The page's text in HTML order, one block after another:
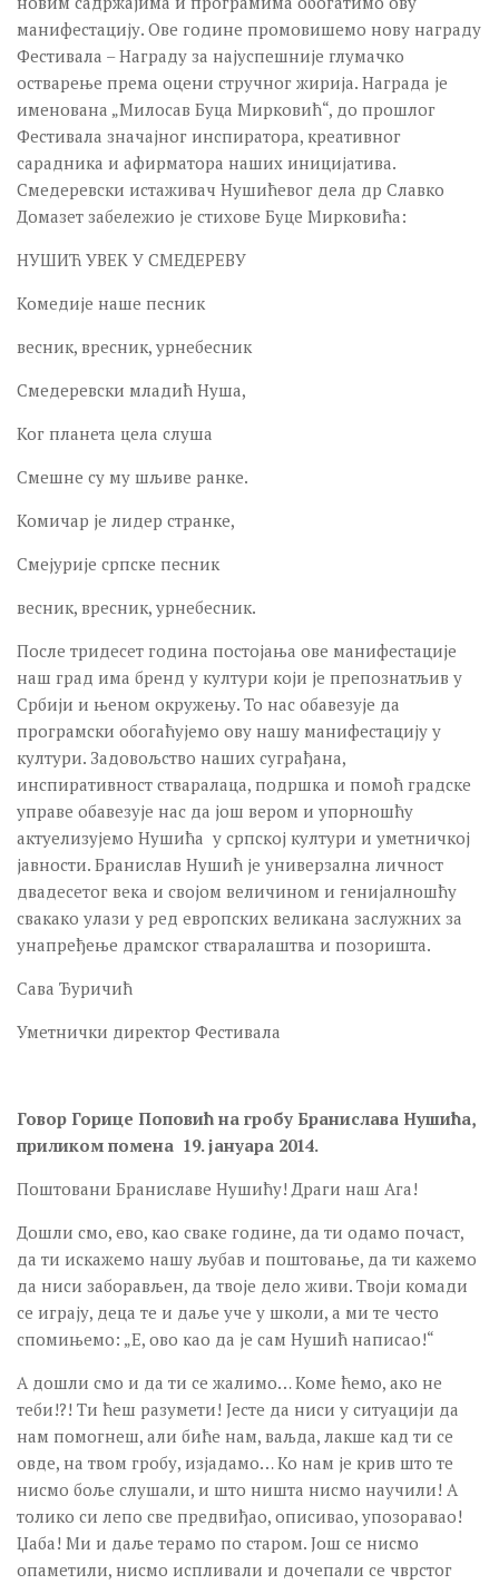
манифестацију. Ове године промовишемо нову награду
Фестивала – Награду за најуспешније глумачко
остварење према оцени стручног жирија. Награда је
именована „Милосав Буца Мирковић“, до прошлог
Фестивала значајног инспиратора, креативног
сарадника и афирматора наших иницијатива.
Смедеревски истаживач Нушићевог дела др Славко
Домазет забележио је стихове Буце Мирковића:
НУШИЋ УВЕК У СМЕДЕРЕВУ
Комедије наше песник
весник, вресник, урнебесник
Смедеревски младић Нуша,
Ког планета цела слуша
Смешне су му шљиве ранке.
Комичар је лидер странке,
Смејурије српске песник
весник, вресник, урнебесник.
После тридесет година постојања ове манифестације
наш град има бренд у култури који је препознатљив у
Србији и њеном окружењу. То нас обавезује да
програмски обогаћујемо ову нашу манифестацију у
култури. Задовољство наших суграђана,
инспиративност стваралаца, подршка и помоћ градске
управе обавезује нас да још вером и упорношћу
актуелизујемо Нушића у српској култури и уметничкој
јавности. Бранислав Нушић је универзална личност
двадесетог века и својом величином и генијалношћу
свакако улази у ред европских великана заслужних за
унапређење драмског стваралаштва и позоришта.
Сава Ђуричић
Уметнички директор Фестивала
Говор Горице Поповић на гробу Бранислава Нушића,
приликом помена 19. јануара 2014.
Поштовани Браниславе Нушићу! Драги наш Ага!
Дошли смо, ево, као сваке године, да ти одамо почаст,
да ти искажемо нашу љубав и поштовање, да ти кажемо
да ниси заборављен, да твоје дело живи. Твоји комади
се играју, деца те и даље уче у школи, а ми те често
спомињемо: „Е, ово као да је сам Нушић написао!“
А дошли смо и да ти се жалимо… Коме ћемо, ако не
теби!?! Ти ћеш разумети! Јесте да ниси у ситуацији да
нам помогнеш, али биће нам, ваљда, лакше кад ти се
овде, на твом гробу, изјадамо… Ко нам је крив што те
нисмо боље слушали, и што ништа нисмо научили! А
толико си лепо све предвиђао, описивао, упозоравао!
Џаба! Ми и даље терамо по старом. Још се нисмо
опаметили, нисмо испливали и дочепали се чврстог